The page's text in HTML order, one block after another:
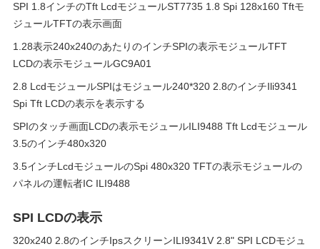
SPI 1.8インチのTft LcdモジュールST7735 1.8 Spi 128x160 Tftモ
ジュールTFTの表示画面
1.28表示240x240のあたりのインチSPIの表示モジュールTFT
LCDの表示モジュールGC9A01
2.8 LcdモジュールSPIはモジュール240*320 2.8のインチIli9341
Spi Tft LCDの表示を表示する
SPIのタッチ画面LCDの表示モジュールILI9488 Tft Lcdモジュール
3.5のインチ480x320
3.5インチLcdモジュールのSpi 480x320 TFTの表示モジュールの
パネルの運転者IC ILI9488
SPI LCDの表示
320x240 2.8のインチIpsスクリーンILI9341V 2.8" SPI LCDモジュ